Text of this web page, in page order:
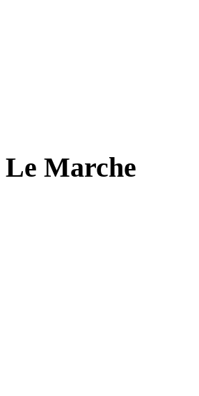
Le Marche